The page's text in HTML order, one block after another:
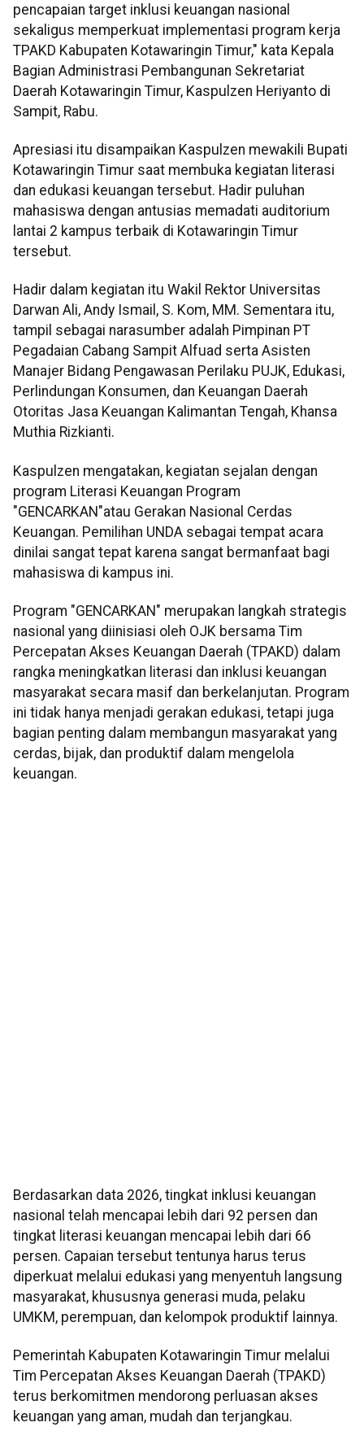
pencapaian target inklusi keuangan nasional
sekaligus memperkuat implementasi program kerja
TPAKD Kabupaten Kotawaringin Timur," kata Kepala
Bagian Administrasi Pembangunan Sekretariat
Daerah Kotawaringin Timur, Kaspulzen Heriyanto di
Sampit, Rabu.
Apresiasi itu disampaikan Kaspulzen mewakili Bupati
Kotawaringin Timur saat membuka kegiatan literasi
dan edukasi keuangan tersebut. Hadir puluhan
mahasiswa dengan antusias memadati auditorium
lantai 2 kampus terbaik di Kotawaringin Timur
tersebut.
Hadir dalam kegiatan itu Wakil Rektor Universitas
Darwan Ali, Andy Ismail, S. Kom, MM. Sementara itu,
tampil sebagai narasumber adalah Pimpinan PT
Pegadaian Cabang Sampit Alfuad serta Asisten
Manajer Bidang Pengawasan Perilaku PUJK, Edukasi,
Perlindungan Konsumen, dan Keuangan Daerah
Otoritas Jasa Keuangan Kalimantan Tengah, Khansa
Muthia Rizkianti.
Kaspulzen mengatakan, kegiatan sejalan dengan
program Literasi Keuangan Program
"GENCARKAN"atau Gerakan Nasional Cerdas
Keuangan. Pemilihan UNDA sebagai tempat acara
dinilai sangat tepat karena sangat bermanfaat bagi
mahasiswa di kampus ini.
Program "GENCARKAN" merupakan langkah strategis
nasional yang diinisiasi oleh OJK bersama Tim
Percepatan Akses Keuangan Daerah (TPAKD) dalam
rangka meningkatkan literasi dan inklusi keuangan
masyarakat secara masif dan berkelanjutan. Program
ini tidak hanya menjadi gerakan edukasi, tetapi juga
bagian penting dalam membangun masyarakat yang
cerdas, bijak, dan produktif dalam mengelola
keuangan.
Berdasarkan data 2026, tingkat inklusi keuangan
nasional telah mencapai lebih dari 92 persen dan
tingkat literasi keuangan mencapai lebih dari 66
persen. Capaian tersebut tentunya harus terus
diperkuat melalui edukasi yang menyentuh langsung
masyarakat, khususnya generasi muda, pelaku
UMKM, perempuan, dan kelompok produktif lainnya.
Pemerintah Kabupaten Kotawaringin Timur melalui
Tim Percepatan Akses Keuangan Daerah (TPAKD)
terus berkomitmen mendorong perluasan akses
keuangan yang aman, mudah dan terjangkau.